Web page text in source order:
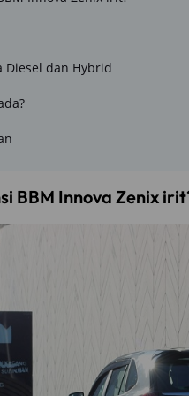
Diesel dan Hybrid
BBM Innova Zenix